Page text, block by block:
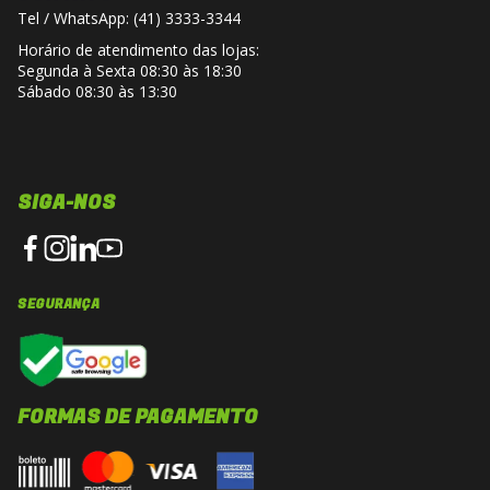
deslocamentos diarios, viagens e uso
profissional que demandem protecao
adequada e apresentacao discreta e
funcional.
Tel / WhatsApp: (41) 3333-3344
Horário de atendimento das lojas:
Segunda à Sexta 08:30 às 18:30
Sábado 08:30 às 13:30
SIGA-NOS
SEGURANÇA
FORMAS DE PAGAMENTO